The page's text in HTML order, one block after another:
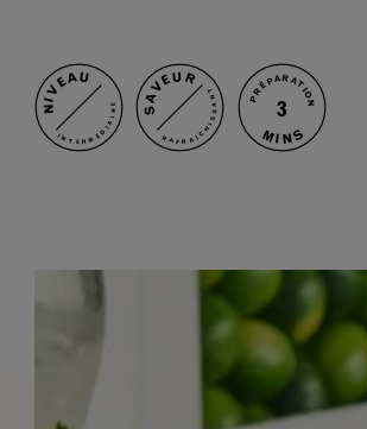
NIVEAU
INTERMÉDIAIRE
SAVEUR
RAFRAÎCHISSANT PRÉPARATION
3
MINS